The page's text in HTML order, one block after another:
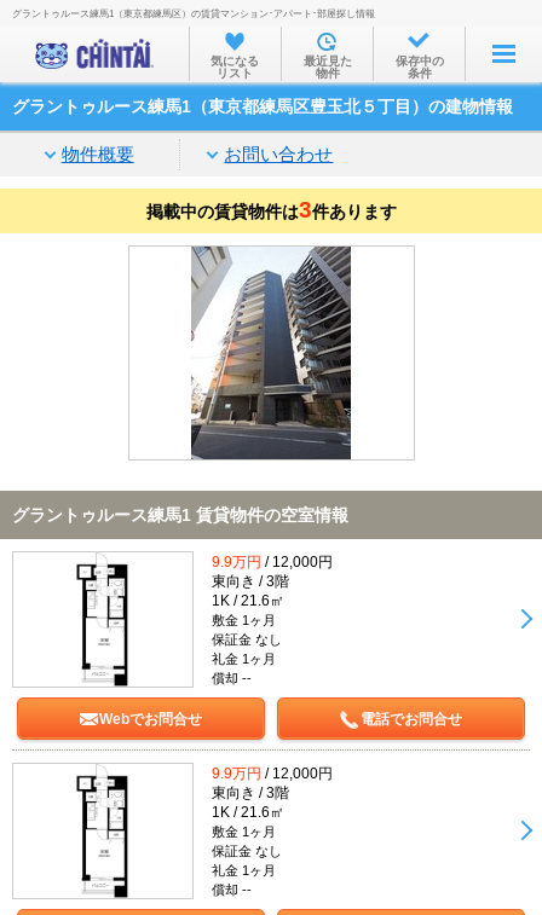
お部屋を探す
沿線・駅から
家賃相場から
通勤通学時間から
物件特集から
不動産会社から
TOP
グラントゥルース練馬1（東京都練馬区）の賃貸マンション･アパート･部屋探し情報
気になる
リスト
最近見た
物件
保存中の
条件
グラントゥルース練馬1（東京都練馬区豊玉北５丁目）の建物情報
物件概要 お問い合わせ
掲載中の賃貸物件は3件あります
グラントゥルース練馬1 賃貸物件の空室情報
9.9万円 / 12,000円
東向き / 3階
1K / 21.6㎡
敷金 1ヶ月
保証金 なし
礼金 1ヶ月
償却 --
Webでお問合せ 電話でお問合せ
9.9万円 / 12,000円
東向き / 3階
1K / 21.6㎡
敷金 1ヶ月
保証金 なし
礼金 1ヶ月
償却 --